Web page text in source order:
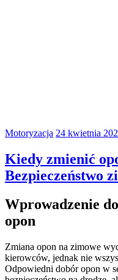
Motoryzacja 24 kwietnia
Kiedy zmienić
Bezpieczeństwo
Wprowadzenie
opon
Zmiana opon na zimowe
kierowców, jednak nie
Odpowiedni dobór opon w